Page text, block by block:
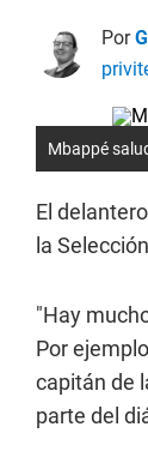
Por
Mbappé
El delantero
la
"Hay
Por
capitán de
parte del